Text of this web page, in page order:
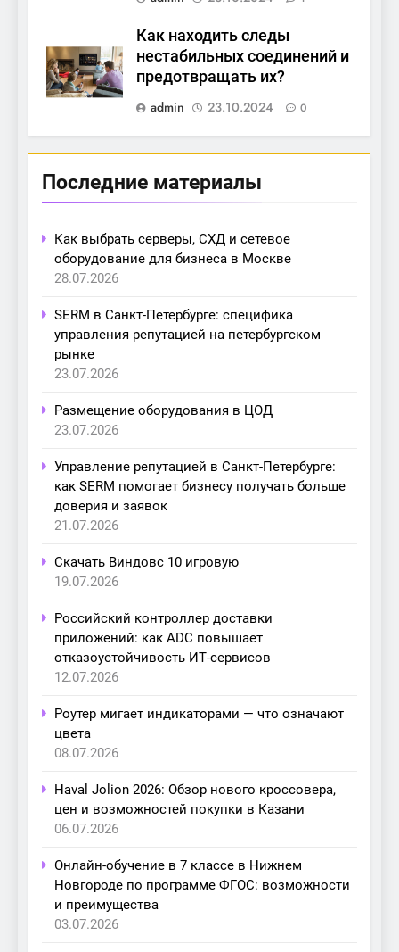
Как находить следы
нестабильных соединений и
предотвращать их?
admin
23.10.2024 0
Последние материалы
Как выбрать серверы, СХД и сетевое
оборудование для бизнеса в Москве
28.07.2026
SERM в Санкт-Петербурге: специфика
управления репутацией на петербургском
рынке
23.07.2026
Размещение оборудования в ЦОД
23.07.2026
Управление репутацией в Санкт-Петербурге:
как SERM помогает бизнесу получать больше
доверия и заявок
21.07.2026
Скачать Виндовс 10 игровую
19.07.2026
Российский контроллер доставки
приложений: как ADC повышает
отказоустойчивость ИТ-сервисов
12.07.2026
Роутер мигает индикаторами — что означают
цвета
08.07.2026
Haval Jolion 2026: Обзор нового кроссовера,
цен и возможностей покупки в Казани
06.07.2026
Онлайн-обучение в 7 классе в Нижнем
Новгороде по программе ФГОС: возможности
и преимущества
03.07.2026